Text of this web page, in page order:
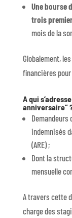
Une bourse
trois
mois de la
Globalement,
financières
A qui
anniversaire”
Demandeurs
indemnisés
(ARE) ;
Dont la
mensuelle
A travers cette
charge des